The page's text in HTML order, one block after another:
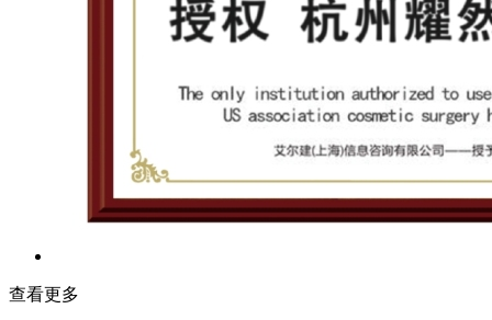
查看更多